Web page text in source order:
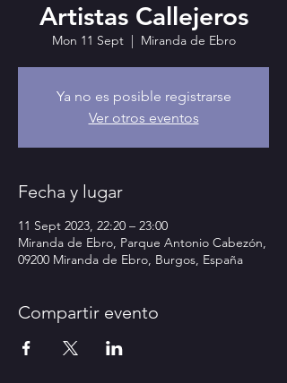
Artistas Callejeros
Mon 11 Sept
  |
Miranda de Ebro
Ya no es posible registrarse
Ver otros eventos
Fecha y lugar
11 Sept 2023, 22:20 – 23:00
Miranda de Ebro, Parque Antonio Cabezón,
09200 Miranda de Ebro, Burgos, España
Compartir evento